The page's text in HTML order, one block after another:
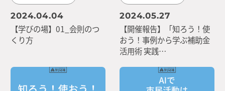
2024.04.04
【学びの場】01_会則のつ
くり方
2024.05.27
【開催報告】「知ろう！使
おう！事例から学ぶ補助金
活用術 実践…